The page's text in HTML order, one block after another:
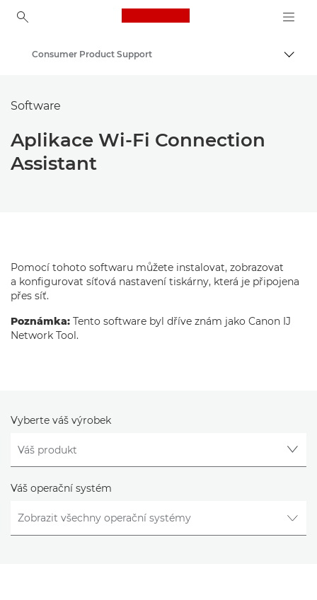
Canon Logo, back to
Consumer Product Support
Software
Aplikace Wi-Fi Connection
Assistant
Pomocí tohoto softwaru můžete instalovat, zobrazovat
a konfigurovat síťová nastavení tiskárny, která je připojena
přes síť.
Poznámka: Tento software byl dříve znám jako Canon IJ
Network Tool.
Vyberte váš výrobek
Váš operační systém